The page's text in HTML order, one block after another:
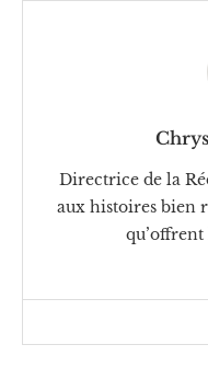
Directrice de la
aux histoires bien